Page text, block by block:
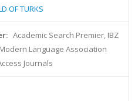
OF TURKS
Academic Search Premier, IBZ
Language Association
Journals